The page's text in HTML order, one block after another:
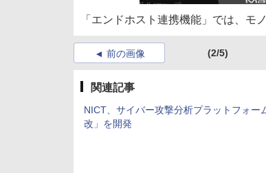
「エンドホスト連携機能」では、モ
前の画像 (2/5)
関連記事
NICT、サイバー攻撃分析プラットフォー
改」を開発